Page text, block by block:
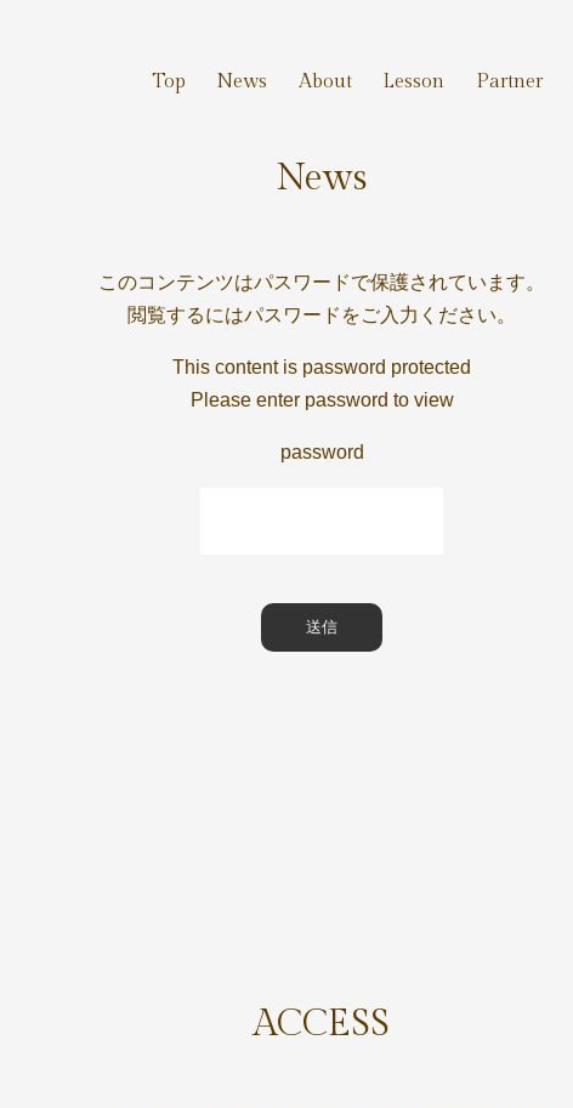
Top News About Lesson Partner
News
このコンテンツはパスワードで保護されています。
閲覧するにはパスワードをご入力ください。
This content is password protected
Please enter password to view
password
ACCESS